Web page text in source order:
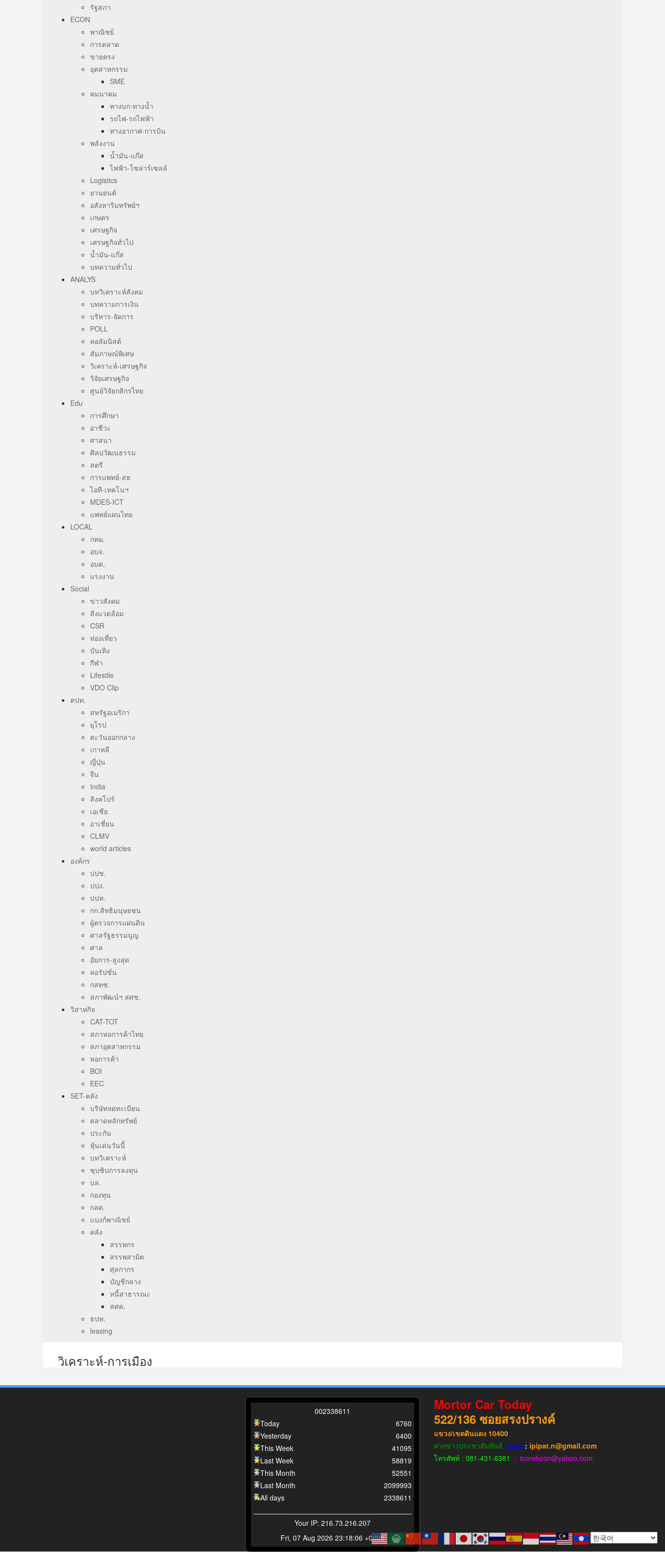
รัฐสภา
ECON
พาณิชย์
การตลาด
ขายตรง
อุตสาหกรรม
SME
คมนาคม
ทางบก-ทางน้ำ
รถไฟ-รถไฟฟ้า
ทางอากาศ-การบิน
พลังงาน
น้ำมัน-แก๊ส
ไฟฟ้า-โซล่าร์เซลล์
Logistics
ยานยนต์
อสังหาริมทรัพย์ฯ
เกษตร
เศรษฐกิจ
เศรษฐกิจทั่วไป
น้ำมัน-แก๊ส
บทความทั่วไป
ANALYS
บทวิเคราะห์สังคม
บทความการเงิน
บริหาร-จัดการ
POLL
คอลัมนิสต์
สัมภาษณ์พิเศษ
วิเคราะห์-เศรษฐกิจ
วิจัยเศรษฐกิจ
ศูนย์วิจัยกสิกรไทย
Edu
การศึกษา
อาชีวะ
ศาสนา
ศิลปวัฒนธรรม
สตรี
การแพทย์-สธ
ไอที-เทคโนฯ
MDES-ICT
แพทย์แผนไทย
LOCAL
กทม.
อบจ.
อบต,
แรงงาน
Social
ข่าวสังคม
สิ่งแวดล้อม
CSR
ท่องเที่ยว
บันเทิง
กีฬา
Lifestile
VDO Clip
ตปท.
สหรัฐอเมริกา
ยุโรป
ตะวันออกกลาง
เกาหลี
ญี่ปุ่น
จีน
India
สิงคโปร์
เอเชีย
อาเชี่ยน
CLMV
world articles
องค์กร
ปปช.
ปปง.
ปปท.
กก.สิทธิมนุษยชน
ผู้ตรวจการแผ่นดิน
ศาลรัฐธรรมนูญ
ศาล
อัยการ-สูงสุด
คอรัปชั่น
กสทช.
สภาพัฒน์ฯ สศช.
วิสาหกิจ
CAT-TOT
สภาหอการค้าไทย
สภาอุตสาหกรรม
หอการค้า
BOI
EEC
SET-คลัง
บริษัทจดทะเบียน
ตลาดหลักทรัพย์
ประกัน
หุ้นเด่นวันนี้
บทวิเคราะห์
ซุบซิบการลงทุน
บล.
กองทุน
กลต.
แบงก์พาณิชย์
คลัง
สรรพกร
สรรพสามิต
ศุลกากร
บัญชีกลาง
หนี้สาธารณะ
สศค.
ธปท.
leasing
วิเคราะห์-การเมือง
00233861 1
Today
Yesterday
This Week
Last Week
This Month
Last Month
All days
6760
6400
41095
58819
52551
2099993
2338611
Your IP: 216.73.216.207
Fri, 07 Aug 2026 23:18:06 +0000
Mortor Car Today
522/136 ซอยสรงปรางค์
แขวง​/เขต​ดินแดง​ 10400
ฝากข่าวประชาสัมพันธ์ Email : ipipat.n@gmail.com
โทรศัพท์ : 081-431-6381 : icorehoon@yahoo.com